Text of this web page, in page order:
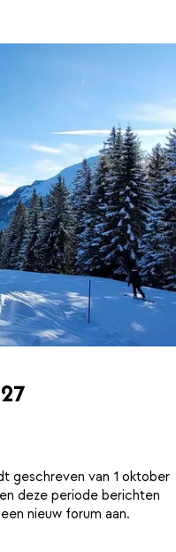
geschreven van 1 oktober
deze periode berichten
nieuw forum aan.